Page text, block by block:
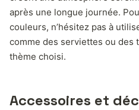
après une longue journée.
couleurs, n’hésitez pas à
comme des serviettes ou des
thème choisi.
Accessoires et